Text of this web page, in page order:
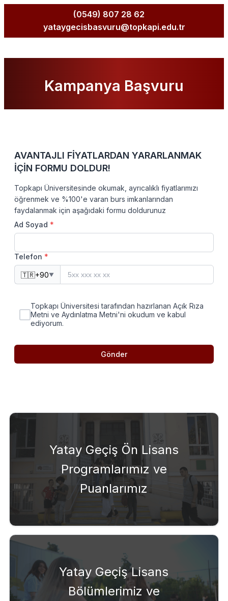
(0549) 807 28 62
yataygecisbasvuru@topkapi.edu.tr
Kampanya Başvuru
AVANTAJLI FİYATLARDAN YARARLANMAK
İÇİN FORMU DOLDUR!
Topkapı Üniversitesinde okumak, ayrıcalıklı fiyatlarımızı
öğrenmek ve %100'e varan burs imkanlarından
faydalanmak için aşağıdaki formu doldurunuz
Ad Soyad *
Telefon *
🇹🇷+90▼
Topkapı Üniversitesi tarafından hazırlanan Açık Rıza
Metni ve Aydınlatma Metni'ni okudum ve kabul
ediyorum.
Gönder
Yatay Geçiş Ön Lisans
Programlarımız ve
Puanlarımız
Yatay Geçiş Lisans
Bölümlerimiz ve